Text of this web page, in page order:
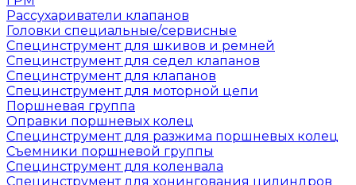
Рассухариватели клапанов
Головки специальные/сервисные
Специнструмент для шкивов и ремней
Специнструмент для седел клапанов
Специнструмент для клапанов
Специнструмент для моторной цепи
Поршневая группа
Оправки поршневых колец
Специнструмент для разжима поршневых колец
Съемники поршневой группы
Специнструмент для коленвала
Специнструмент для хонингования цилиндров